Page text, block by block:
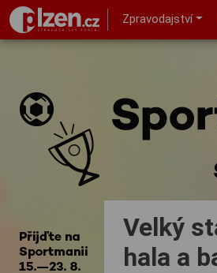
Zpravodajství
Velký
hala a